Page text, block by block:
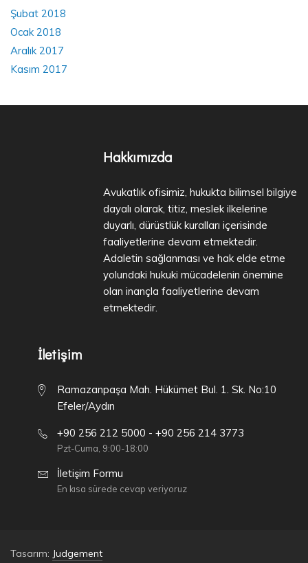
Şubat 2018
Ocak 2018
Aralık 2017
Kasım 2017
Hakkımızda
Avukatlık ofisimiz, hukukta bilimsel bilgiye
dayalı olarak, titiz, meslek ilkelerine
duyarlı, dürüstlük kuralları içerisinde
faaliyetlerine devam etmektedir.
Adaletin sağlanması ve hak elde etme
yolundaki hukuki mücadelenin önemine
olan inançla faaliyetlerine devam
etmektedir.
İletişim
Ramazanpaşa Mah. Hükümet Bul. 1. Sk. No:10
Efeler/Aydın
+90 256 212 5000 - +90 256 214 3773
Pzt-Cuma, 9:00-18:00
İletişim Formu
En kısa sürede cevap veriyoruz
Tasarım: Judgement